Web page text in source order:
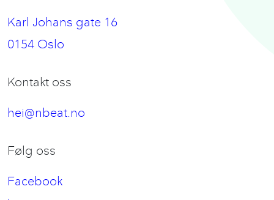
Karl Johans gate 16
0154 Oslo
Kontakt oss
hei@nbeat.no
Følg oss
Facebook